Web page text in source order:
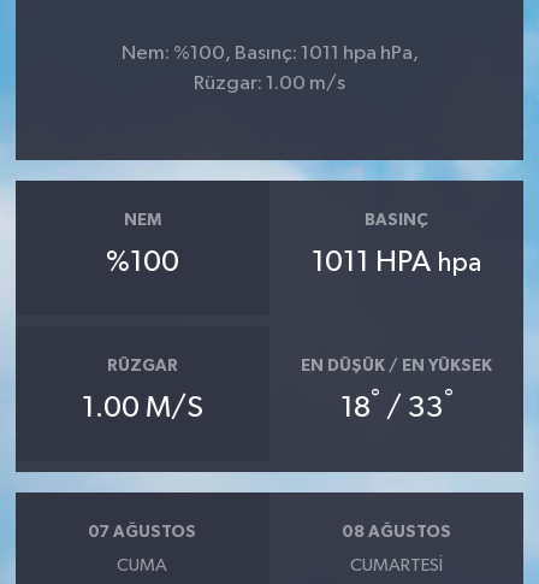
Nem: %100, Basınç: 1011 hpa hPa,
Rüzgar: 1.00 m/s
NEM
%100
BASINÇ
1011 HPA hpa
RÜZGAR
1.00 M/S
EN DÜŞÜK / EN YÜKSEK
18° / 33°
07 AĞUSTOS
CUMA
08 AĞUSTOS
CUMARTESI
Sağlık
Sosyal medya
Televizyon
Yaşam